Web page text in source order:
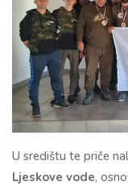
U središtu te priče
Ljeskove vode,